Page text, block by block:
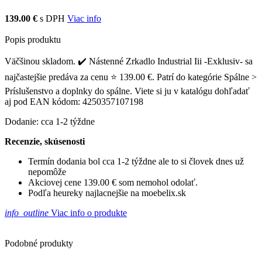
139.00 € s DPH Viac info
Popis produktu
Väčšinou skladom. ✔️ Nástenné Zrkadlo Industrial Iii -Exklusiv- sa
najčastejšie predáva za cenu ⭐ 139.00 €. Patrí do kategórie Spálne >
Príslušenstvo a doplnky do spálne. Viete si ju v katalógu dohľadať
aj pod EAN kódom: 4250357107198
Dodanie: cca 1-2 týždne
Recenzie, skúsenosti
Termín dodania bol cca 1-2 týždne ale to si človek dnes už
nepomôže
Akciovej cene 139.00 € som nemohol odolať.
Podľa heureky najlacnejšie na moebelix.sk
info_outline Viac info o produkte
Podobné produkty